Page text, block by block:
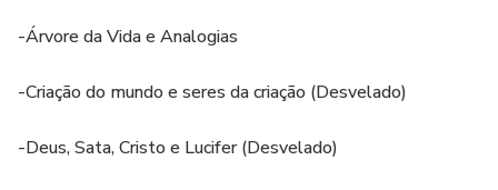
-Árvore da Vida e Analogias
-Criação do mundo e seres da criação (Desvelado)
-Deus, Sata, Cristo e Lucifer (Desvelado)